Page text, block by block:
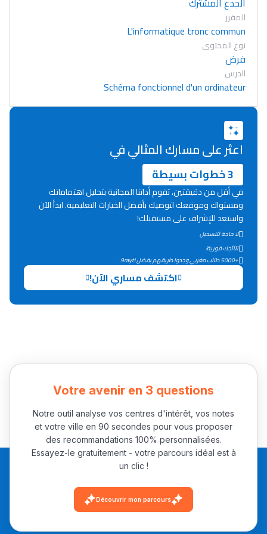
التعليم الثانوي التأهيلي
Collège au Maroc
Interviews/Vidéos
+ de 89 Interviews/Vidéos
المقرر
L'informatique tronc commun
نوع المحتوى
فرض
الدرس
Schéma fonctionnel d'un ordinateur
اعثر على مسارك المثالي في
3 خطوات بسيطة
في أقل من دقيقتين، تقوم أداتنا المجانية بتحليل اهتماماتك
ومستواك وموقعك لتوصيك بأفضل الخيارات التعليمية. ابدأ الآن
واستعد للإشراف على مستقبلك!
لا حاجة للتسجيل
نتائجك فورية!
+5000 طالب مغربي وجدوا طريقهم بفضل 9rayti.
اكتشف مساري الآن!
Votre avenir en 3 questions
Notre outil analyse vos centres d'intérêt, vos notes
et votre ville en 90 secondes pour vous proposer
des recommandations 100% personnalisées.
Essayez-le gratuitement - votre parcours idéal est à
un clic !
Découvrir mon parcours